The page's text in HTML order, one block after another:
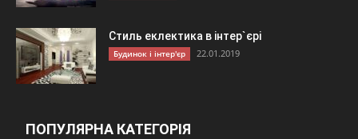
Стиль еклектика в інтер`єрі
Будинок і інтер'єр 22.01.2019
ПОПУЛЯРНА КАТЕГОРІЯ